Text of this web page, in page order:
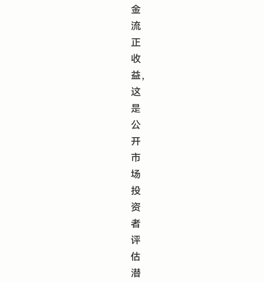
金
流
正
收
益，
这
是
公
开
市
场
投
资
者
评
估
潜